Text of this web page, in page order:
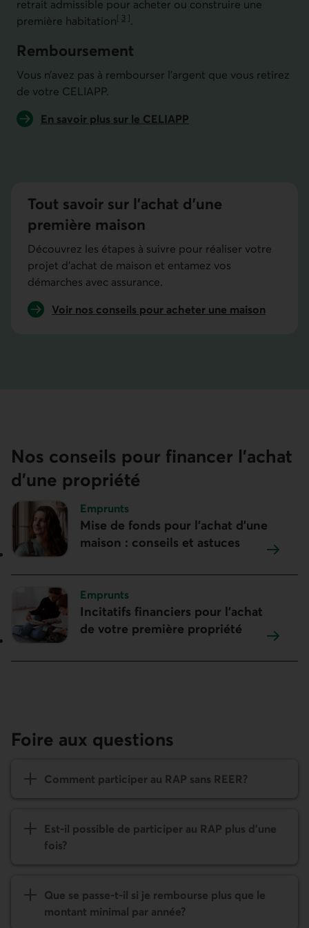
retrait admissible pour acheter ou construire une
première habitation[ 3 ]
Aller à la note
.
Remboursement
Vous n’avez pas à rembourser l’argent que vous retirez
de votre CELIAPP.
En savoir plus sur le CELIAPP
Tout savoir sur l’achat d’une
première maison
Découvrez les étapes à suivre pour réaliser votre
projet d’achat de maison et entamez vos
démarches avec assurance.
Voir nos conseils pour acheter une maison
Nos conseils pour financer l’achat
d’une propriété
Sujet :
Emprunts
Mise de fonds pour l'achat d'une
maison : conseils et astuces
Sujet :
Emprunts
Incitatifs financiers pour l'achat
de votre première propriété
Foire aux questions
Comment participer au RAP sans REER?
Est-il possible de participer au RAP plus d’une
fois?
Que se passe-t-il si je rembourse plus que le
montant minimal par année?